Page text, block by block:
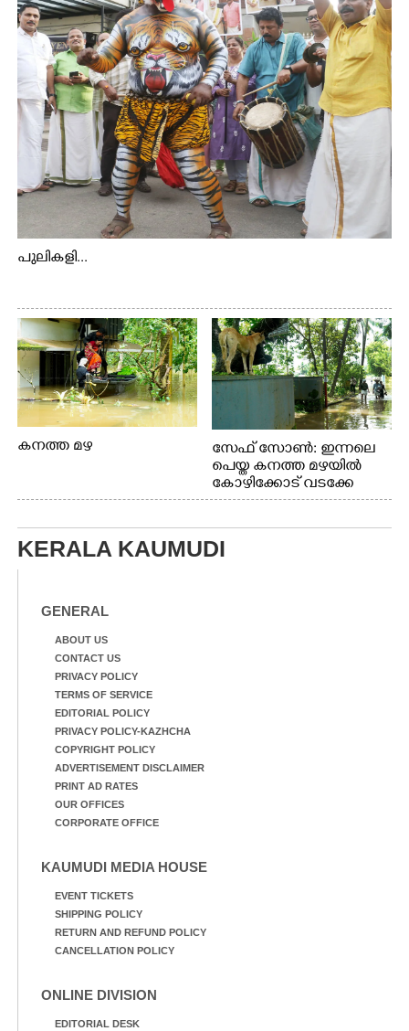
പുലികളി...
കനത്ത മഴ
സേഫ് സോൺ: ഇന്നലെ
പെയ്ത കനത്ത മഴയിൽ
കോഴിക്കോട് വടക്കേ
വയലിൽ വെള്ളം
വെള്ളത്തിലൂടെ
KERALA KAUMUDI
GENERAL
ABOUT US
CONTACT US
PRIVACY POLICY
TERMS OF SERVICE
EDITORIAL POLICY
PRIVACY POLICY-KAZHCHA
COPYRIGHT POLICY
ADVERTISEMENT DISCLAIMER
PRINT AD RATES
OUR OFFICES
CORPORATE OFFICE
KAUMUDI MEDIA HOUSE
EVENT TICKETS
SHIPPING POLICY
RETURN AND REFUND POLICY
CANCELLATION POLICY
ONLINE DIVISION
EDITORIAL DESK